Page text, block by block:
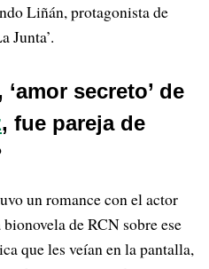
Liñán, protagonista de
Junta’.
secreto’ de
, fue pareja de
un romance con el actor
de RCN sobre ese
que les veían en la pantalla,